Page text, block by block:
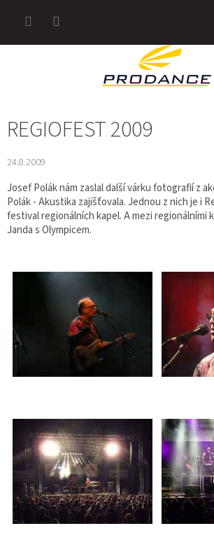
REGIOFEST 2009
24.8.2009
Josef Polák nám zaslal další várku fotografií z
Polák - Akustika zajišťovala. Jednou z nich je i
festival regionálních kapel. A mezi regionálními
Janda s Olympicem.